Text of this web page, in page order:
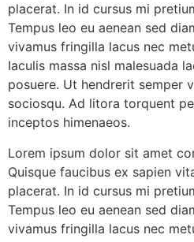
placerat. In id cursus mi
Tempus leo eu aenean sed
vivamus fringilla lacus nec
Iaculis massa nisl malesuada
posuere. Ut hendrerit semper
sociosqu. Ad litora torquent
inceptos himenaeos.
Lorem ipsum dolor sit amet
Quisque faucibus ex sapien
placerat. In id cursus mi
Tempus leo eu aenean sed
vivamus fringilla lacus nec